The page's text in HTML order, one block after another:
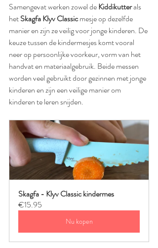
Samengevat werken zowel de Kiddikutter als
het Skagfa Klyv Classic mesje op dezelfde
manier en zijn ze veilig voor jonge kinderen. De
keuze tussen de kindermesjes komt vooral
neer op persoonlijke voorkeur, vorm van het
handvat en materiaalgebruik. Beide messen
worden veel gebruikt door gezinnen met jonge
kinderen en zijn een veilige manier om
kinderen te leren snijden.
Skagfa - Klyv Classic kindermes
€15.95
Nu kopen